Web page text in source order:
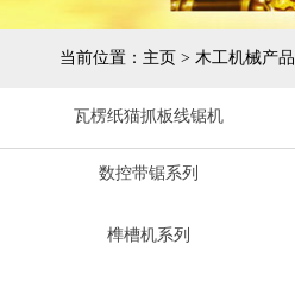
当前位置： 主页 > 木工机械产品
瓦楞纸猫抓板线锯机
数控带锯系列
榫槽机系列